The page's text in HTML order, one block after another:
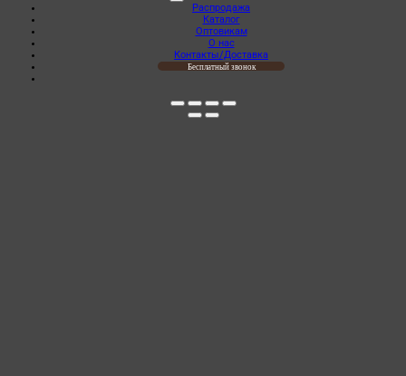
Распродажа
Каталог
Оптовикам
О нас
Контакты/Доставка
Бесплатный звонок